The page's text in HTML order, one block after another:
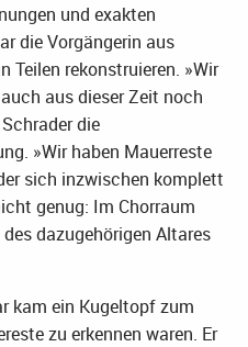
und exakten
die Vorgängerin aus
Teilen rekonstruieren. »Wir
aus dieser Zeit noch
die
»Wir haben Mauerreste
sich inzwischen komplett
genug: Im Chorraum
dazugehörigen Altares
kam ein Kugeltopf zum
zu erkennen waren. Er